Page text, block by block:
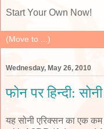
Start Your Own Now!
Wednesday, May 26, 2010
फोन पर हिन्दी:
यह सोनी एरिक्सन का एक